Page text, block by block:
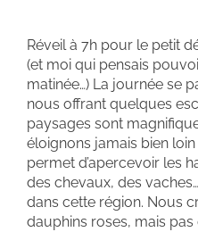
Réveil à 7h pour le petit
(et moi qui pensais
matinée…) La journée se
nous offrant quelques
paysages sont
éloignons jamais bien
permet d’apercevoir les
des chevaux, des
dans cette région. Nous
dauphins roses, mais pas